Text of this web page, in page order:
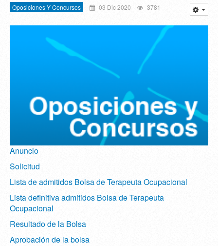
Oposiciones Y Concursos 03 Dic 2020 3781
Anuncio
Solicitud
Lista de admitidos Bolsa de Terapeuta Ocupacional
Lista definitiva admitidos Bolsa de Terapeuta
Ocupacional
Resultado de la Bolsa
Aprobación de la bolsa